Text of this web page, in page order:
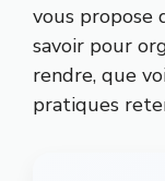
vous propose
savoir pour
rendre, que
pratiques